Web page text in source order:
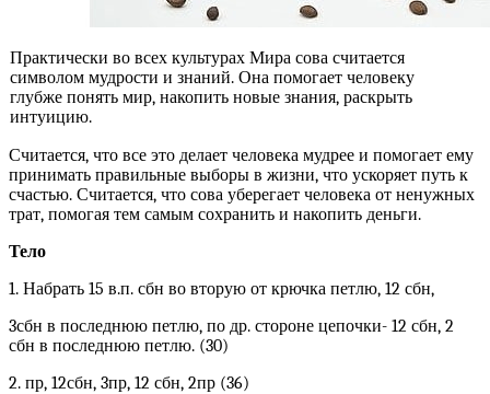
Практически во всех культурах Мира сова считается
символом мудрости и знаний. Она помогает человеку
глубже понять мир, накопить новые знания, раскрыть
интуицию.
Считается, что все это делает человека мудрее и помогает ему
принимать правильные выборы в жизни, что ускоряет путь к
счастью. Считается, что сова уберегает человека от ненужных
трат, помогая тем самым сохранить и накопить деньги.
Тело
1. Набрать 15 в.п. сбн во вторую от крючка петлю, 12 сбн,
3сбн в последнюю петлю, по др. стороне цепочки- 12 сбн, 2
сбн в последнюю петлю. (30)
2. пр, 12сбн, 3пр, 12 сбн, 2пр (36)